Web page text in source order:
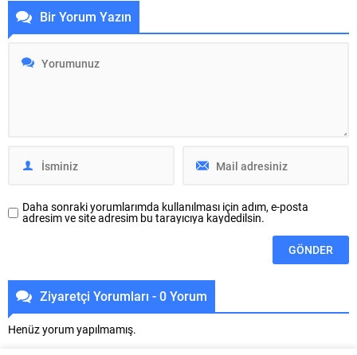
geçtiğimiz hafta yapılan alttaki
paylaşım ile bildiğimiz üzere
işletmenin RDNA 3 temelli merak
edilen yeni nesil ekran kartları 3
Kasım tarihinde lanse edilecek.
Bir Yorum Yazın
Daha sonraki yorumlarımda kullanılması için adım, e-posta
adresim ve site adresim bu tarayıcıya kaydedilsin.
Ziyaretçi Yorumları - 0 Yorum
Henüz yorum yapılmamış.